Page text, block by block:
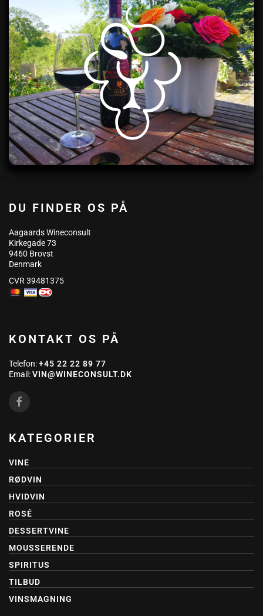
DU FINDER OS PÅ
Aagaards Wineconsult
Kirkegade 73
9460 Brovst
Denmark
CVR 39481375
KONTAKT OS PÅ
Telefon:+45 22 22 89 77
Email:VIN@WINECONSULT.DK
KATEGORIER
VINE
RØDVIN
HVIDVIN
ROSÉ
DESSERTVINE
MOUSSERENDE
SPIRITUS
TILBUD
VINSMAGNING